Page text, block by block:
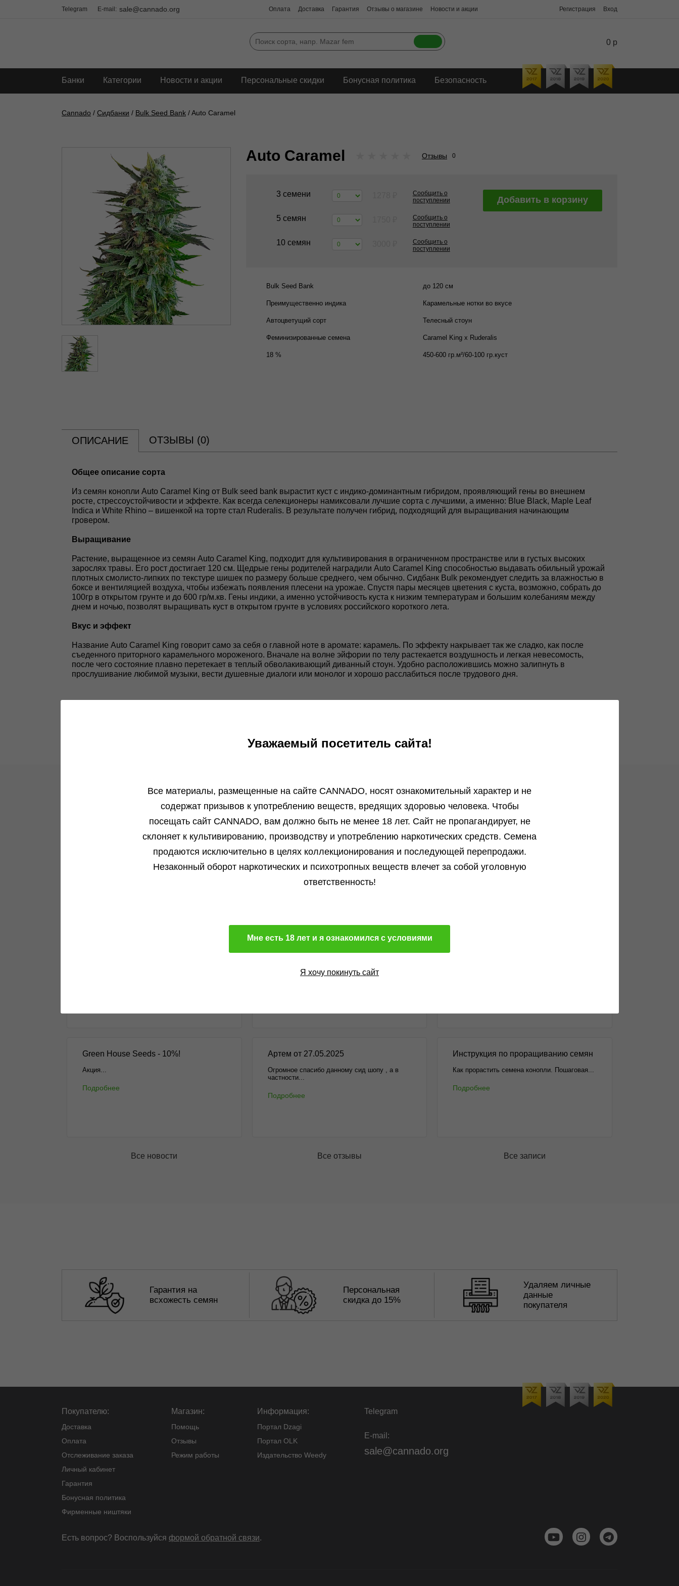
Telegram E-mail: sale@cannado.org Оплата Доставка Гарантия Отзывы о магазине Новости и акции Регистрация Вход
0 р
Банки Категории Новости и акции Персональные скидки Бонусная политика Безопасность
Cannado / Сидбанки / Bulk Seed Bank / Auto Caramel
Auto Caramel Отзывы 0
3 семени
Сообщить о
поступлении
5 семян
Сообщить о
поступлении
10 семян
Сообщить о
поступлении
Добавить в корзину
Bulk Seed Bank
Преимущественно индика
Автоцветущий сорт
Феминизированные семена
18 %
до 120 см
Карамельные нотки во вкусе
Телесный стоун
Caramel King x Ruderalis
450-600 гр.м²/60-100 гр.куст
ОПИСАНИЕ ОТЗЫВЫ (0)
Общее описание сорта
Из семян конопли Auto Caramel King от Bulk seed bank вырастит куст с индико-доминантным гибридом, проявляющий гены во внешнем
росте, стрессоустойчивости и эффекте. Как всегда селекционеры намиксовали лучшие сорта с лучшими, а именно: Blue Black, Maple Leaf
Indica и White Rhino – вишенкой на торте стал Ruderalis. В результате получен гибрид, подходящий для выращивания начинающим
гровером.
Выращивание
Растение, выращенное из семян Auto Caramel King, подходит для культивирования в ограниченном пространстве или в густых высоких
зарослях травы. Его рост достигает 120 см. Щедрые гены родителей наградили Auto Caramel King способностью выдавать обильный урожай
плотных смолисто-липких по текстуре шишек по размеру больше среднего, чем обычно. Сидбанк Bulk рекомендует следить за влажностью в
боксе и вентиляцией воздуха, чтобы избежать появления плесени на урожае. Спустя пары месяцев цветения с куста, возможно, собрать до
100гр в открытом грунте и до 600 гр/м.кв. Гены индики, а именно устойчивость куста к низким температурам и большим колебаниям между
днем и ночью, позволят выращивать куст в открытом грунте в условиях российского короткого лета.
Вкус и эффект
Название Auto Caramel King говорит само за себя о главной ноте в аромате: карамель. По эффекту накрывает так же сладко, как после
съеденного приторного карамельного мороженого. Вначале на волне эйфории по телу растекается воздушность и легкая невесомость,
после чего состояние плавно перетекает в теплый обволакивающий диванный стоун. Удобно расположившись можно залипнуть в
прослушивание любимой музыки, вести душевные диалоги или монолог и хорошо расслабиться после трудового дня.
Новости и акции
Все самое интересное в одном месте
Green House Seeds - 10%!
Акция...
Подробнее
Все новости
Отзывы
Алексей от 13.01.2026
Всё круто, получил что хотел. Всем...
Подробнее
Артем от 27.05.2025
Огромное спасибо данному сид шопу , а в
частности...
Подробнее
Все отзывы
Блог
Анонимные способы доставки
Как заказать орешки максимально
анонимно?...
Инструкция по проращиванию семян
Как прорастить семена конопли. Пошаговая...
Подробнее
Все записи
Гарантия на
всхожесть семян
Персональная
скидка до 15%
Удаляем личные
данные
покупателя
Покупателю:
Доставка
Оплата
Отслеживание заказа
Личный кабинет
Гарантия
Бонусная политика
Фирменные ништяки
Магазин:
Помощь
Отзывы
Режим работы
Информация:
Портал Dzagi
Портал OLK
Издательство Weedy
Telegram
E-mail:
sale@cannado.org
Есть вопрос? Воспользуйся формой обратной связи.
Уважаемый посетитель сайта!
Все материалы, размещенные на сайте СANNADO, носят ознакомительный характер и не
содержат призывов к употреблению веществ, вредящих здоровью человека. Чтобы
посещать сайт CANNADO, вам должно быть не менее 18 лет. Сайт не пропагандирует, не
склоняет к культивированию, производству и употреблению наркотических средств. Семена
продаются исключительно в целях коллекционирования и последующей перепродажи.
Незаконный оборот наркотических и психотропных веществ влечет за собой уголовную
ответственность!
Мне есть 18 лет и я ознакомился с условиями
Я хочу покинуть сайт